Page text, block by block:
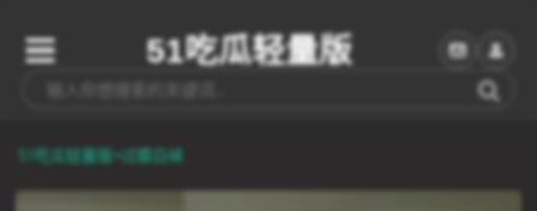
51吃瓜轻量版
51吃瓜轻量版>过膝白袜